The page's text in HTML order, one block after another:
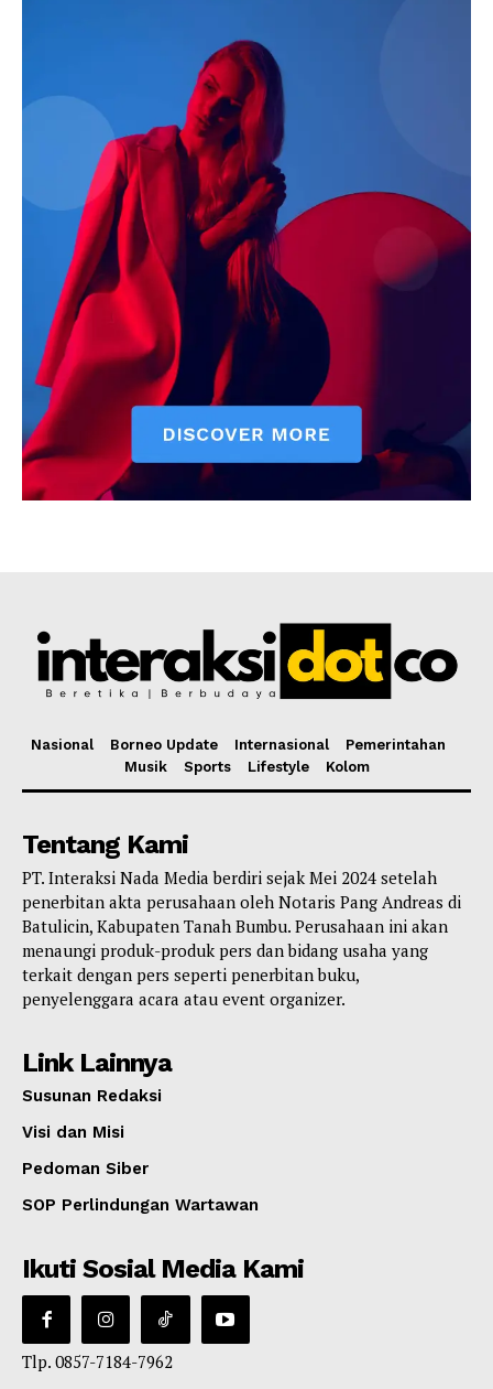
Nasional Borneo Update Internasional
Pemerintahan
Musik
Sports Lifestyle Kolom
Tentang Kami
PT. Interaksi Nada Media berdiri sejak Mei 2024 setelah
penerbitan akta perusahaan oleh Notaris Pang Andreas di
Batulicin, Kabupaten Tanah Bumbu. Perusahaan ini akan
menaungi produk-produk pers dan bidang usaha yang
terkait dengan pers seperti penerbitan buku,
penyelenggara acara atau event organizer.
Link Lainnya
Susunan Redaksi
Visi dan Misi
Pedoman Siber
SOP Perlindungan Wartawan
Ikuti Sosial Media Kami
Tlp. 0857-7184-7962